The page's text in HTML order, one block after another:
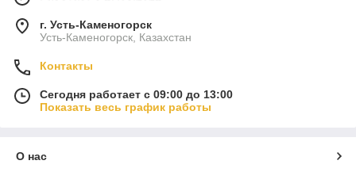
г. Усть-Каменогорск
Усть-Каменогорск, Казахстан
Контакты
Сегодня работает с 09:00 до 13:00
Показать весь график работы
О нас